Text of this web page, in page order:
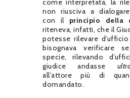
come interpretata, la
non riusciva a
con il principio della
riteneva, infatti, che il
potesse rilevare
bisognava verificare
specie, rilevando
giudice andasse
all’attore più di
domandato.